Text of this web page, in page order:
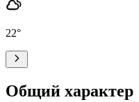
22°
Общий характер